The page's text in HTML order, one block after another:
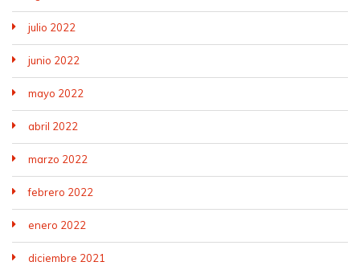
julio 2022
junio 2022
mayo 2022
abril 2022
marzo 2022
febrero 2022
enero 2022
diciembre 2021